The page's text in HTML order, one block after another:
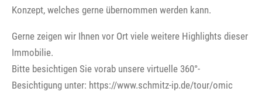
Konzept, welches gerne übernommen werden kann.
Gerne zeigen wir Ihnen vor Ort viele weitere Highlights dieser
Immobilie.
Bitte besichtigen Sie vorab unsere virtuelle 360°-
Besichtigung unter: https://www.schmitz-ip.de/tour/omic